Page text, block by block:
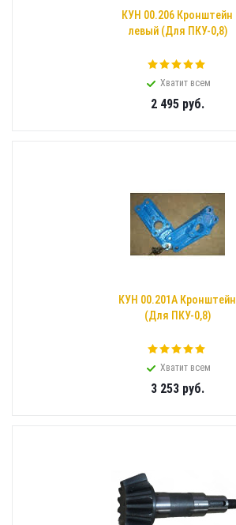
КУН 00.206 Кронштейн
левый (Для ПКУ-0,8)
Хватит всем
2 495руб.
КУН 00.201А Кронштейн
(Для ПКУ-0,8)
Хватит всем
3 253руб.